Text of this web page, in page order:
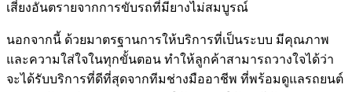
เสี่ยงอันตรายจากการขับรถที่มียางไม่สมบูรณ์
นอกจากนี้ ด้วยมาตรฐานการให้บริการที่เป็นระบบ มีคุณภาพ
และความใส่ใจในทุกขั้นตอน ทำให้ลูกค้าสามารถวางใจได้ว่า
จะได้รับบริการที่ดีที่สุดจากทีมช่างมืออาชีพ ที่พร้อมดูแลรถยนต์